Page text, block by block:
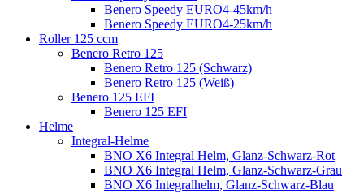
Benero Speedy EURO4-45km/h
Benero Speedy EURO4-25km/h
Roller 125 ccm
Benero Retro 125
Benero Retro 125 (Schwarz)
Benero Retro 125 (Weiß)
Benero 125 EFI
Benero 125 EFI
Helme
Integral-Helme
BNO X6 Integral Helm, Glanz-Schwarz-Rot
BNO X6 Integral Helm, Glanz-Schwarz-Grau
BNO X6 Integralhelm, Glanz-Schwarz-Blau